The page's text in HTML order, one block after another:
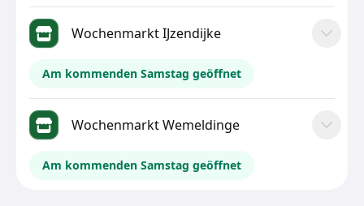
Wochenmarkt IJzendijke
Am kommenden Samstag geöffnet
Wochenmarkt Wemeldinge
Am kommenden Samstag geöffnet